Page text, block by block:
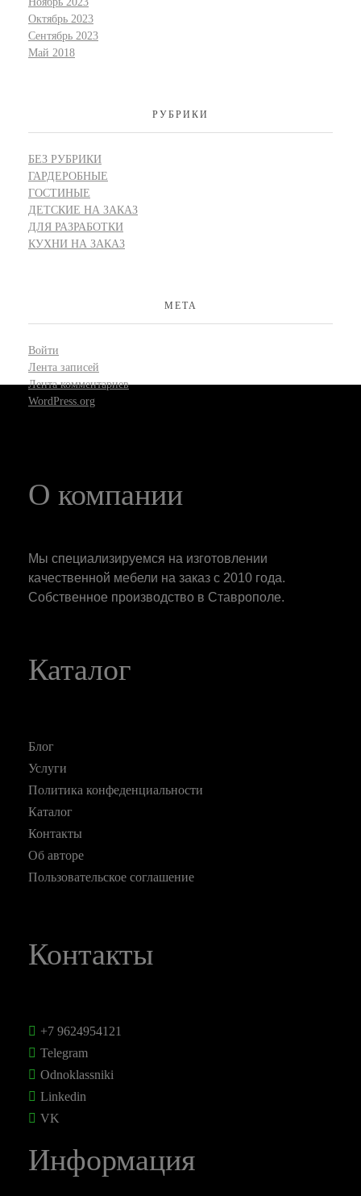
Октябрь 2023
Сентябрь 2023
Май 2018
РУБРИКИ
БЕЗ РУБРИКИ
ГАРДЕРОБНЫЕ
ГОСТИНЫЕ
ДЕТСКИЕ НА ЗАКАЗ
ДЛЯ РАЗРАБОТКИ
КУХНИ НА ЗАКАЗ
МЕТА
Войти
Лента записей
Лента комментариев
WordPress.org
О компании
Мы специализируемся на изготовлении
качественной мебели на заказ с 2010 года.
Собственное производство в Ставрополе.
Каталог
Блог
Услуги
Политика конфеденциальности
Каталог
Контакты
Об авторе
Пользовательское соглашение
Контакты
+7 9624954121
Telegram
Odnoklassniki
Linkedin
VK
Информация